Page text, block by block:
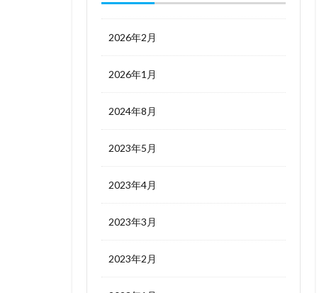
2026年2月
2026年1月
2024年8月
2023年5月
2023年4月
2023年3月
2023年2月